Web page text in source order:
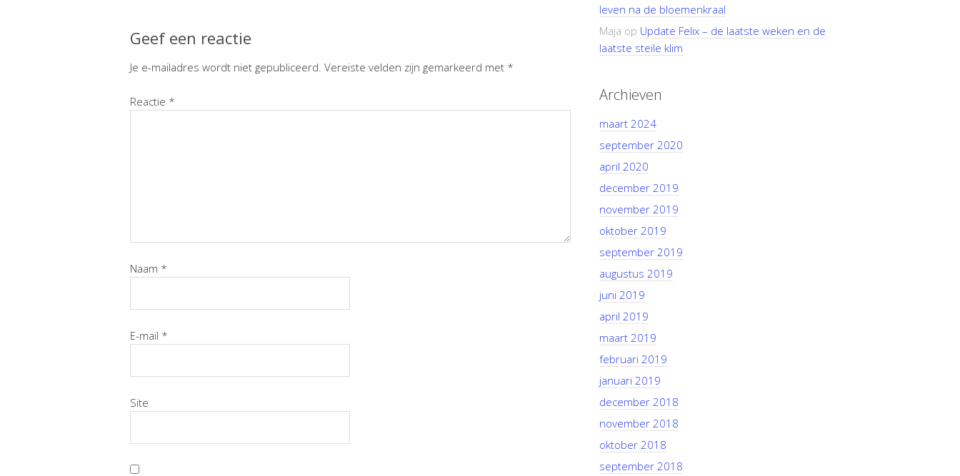
Geef een reactie
Je e-mailadres wordt niet gepubliceerd. Vereiste velden zijn gemarkeerd met *
Reactie *
Naam *
E-mail *
Site
leven na de bloemenkraal
Maja op Update Felix – de laatste weken en de
laatste steile klim
Archieven
maart 2024
september 2020
april 2020
december 2019
november 2019
oktober 2019
september 2019
augustus 2019
juni 2019
april 2019
maart 2019
februari 2019
januari 2019
december 2018
november 2018
oktober 2018
september 2018